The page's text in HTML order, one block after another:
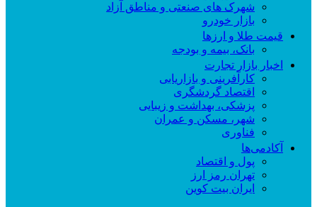
شهرک های صنعتی و مناطق آزاد
بازار خودرو
قیمت طلا و ارزها
بانک، بیمه و بودجه
اخبار بازار تجارت
کارآفرینی و بازاریابی
اقتصاد گردشگری
پزشکی، بهداشت و زیبایی
شهر، مسکن و عمران
فناوری
آکادمی‌ها
پول و اقتصاد
تهران رمز ارز
ایران بیت کوین